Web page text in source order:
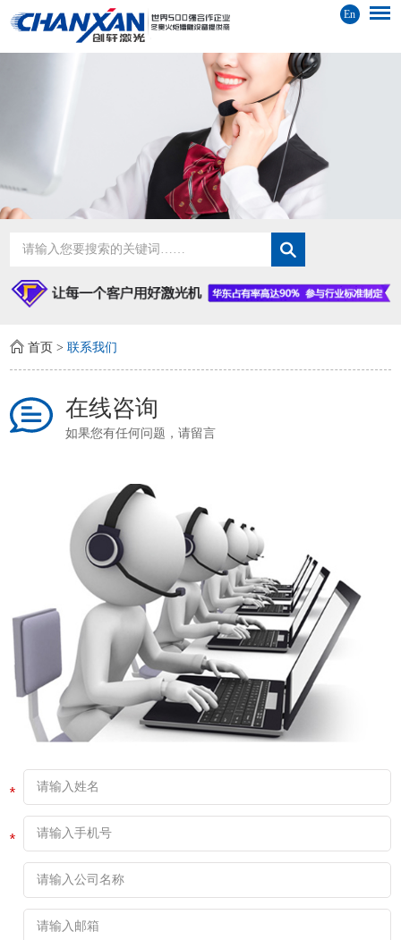
En
首页 >联系我们
在线咨询
如果您有任何问题，请留言